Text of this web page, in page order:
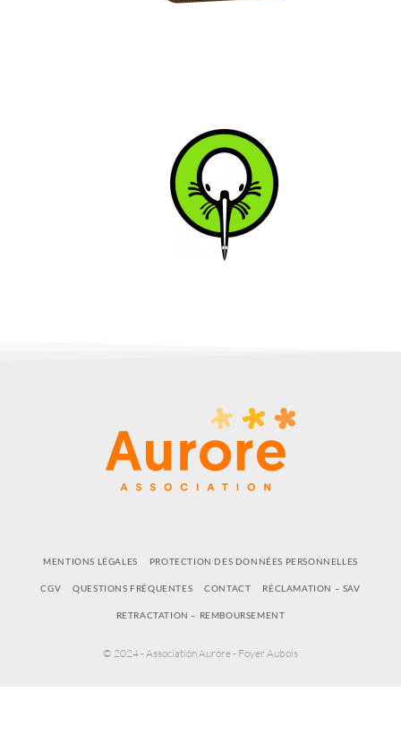
MENTIONS LÉGALES PROTECTION DES DONNÉES PERSONNELLES
CGV QUESTIONS FRÉQUENTES CONTACT RÉCLAMATION – SAV
RETRACTATION – REMBOURSEMENT
© 2024 - Association Aurore - Foyer Aubois